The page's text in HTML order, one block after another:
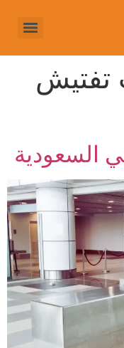
تفتيش
السعودية